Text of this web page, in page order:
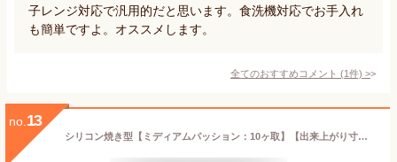
子レンジ対応で汎用的だと思います。食洗機対応でお手入れ
も簡単ですよ。オススメします。
全てのおすすめコメント (1件) >
no. 13
シリコン焼き型【ミディアムパッション：10ヶ取】【出来上がり寸法：48x54x27mm】本体サイズ：300x175mm シリコン型 オーブン対応 食洗機対応 電子レンジ対応 シリコマート シリコンフレックス デザート ドルチェ バレンタイン ホワイトデー ハート形